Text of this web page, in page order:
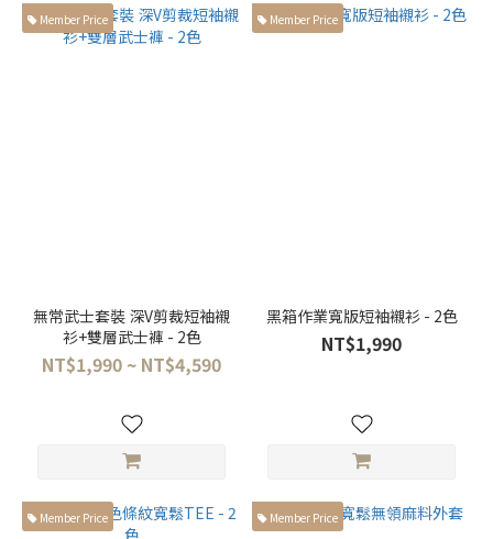
Member Price
無常武士套裝 深V剪裁短袖襯
衫+雙層武士褲 - 2色
NT$1,990 ~ NT$4,590
Member Price
黑箱作業寬版短袖襯衫 - 2色
NT$1,990
Member Price Member Price